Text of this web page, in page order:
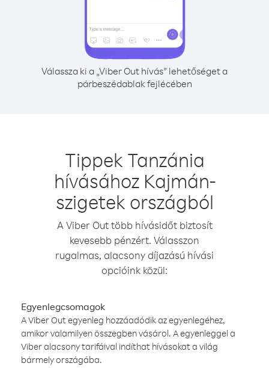
Válassza ki a „Viber Out hívás” lehetőséget a
párbeszédablak fejlécében
Tippek Tanzánia
hívásához Kajmán-
szigetek országból
A Viber Out több hívásidőt biztosít
kevesebb pénzért. Válasszon
rugalmas, alacsony díjazású hívási
opcióink közül:
Egyenlegcsomagok
A Viber Out egyenleg hozzáadódik az egyenlegéhez,
amikor valamilyen összegben vásárol. A egyenleggel a
Viber alacsony tarifáival indíthat hívásokat a világ
bármely országába.